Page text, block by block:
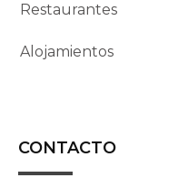
Restaurantes
Alojamientos
CONTACTO